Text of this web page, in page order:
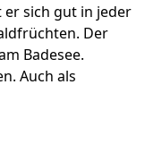
er sich gut in jeder
Der
Badesee.
Auch als